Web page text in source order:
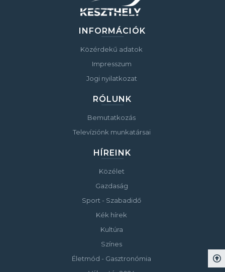
INFORMÁCIÓK
Közérdekű adatok
Impresszum
Jogi nyilatkozat
RÓLUNK
Bemutatkozás
Televíziónk munkatársai
HÍREINK
Közélet
Gazdaság
Sport - Szabadidő
Kék hírek
Kultúra
Színes
Életmód - Gasztronómia